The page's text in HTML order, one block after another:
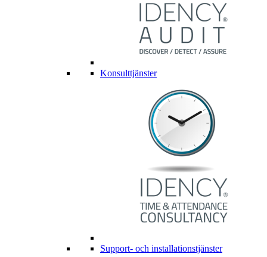
Konsulttjänster
Support- och installationstjänster